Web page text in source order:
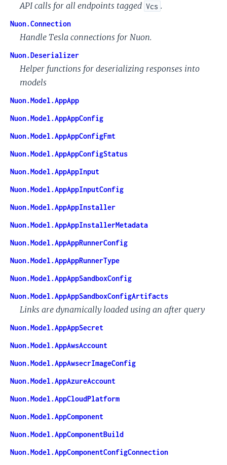
API calls for all endpoints tagged Vcs .
Nuon.Connection
Handle Tesla connections for Nuon.
Nuon.Deserializer
Helper functions for deserializing responses into
models
Nuon.Model.AppApp
Nuon.Model.AppAppConfig
Nuon.Model.AppAppConfigFmt
Nuon.Model.AppAppConfigStatus
Nuon.Model.AppAppInput
Nuon.Model.AppAppInputConfig
Nuon.Model.AppAppInstaller
Nuon.Model.AppAppInstallerMetadata
Nuon.Model.AppAppRunnerConfig
Nuon.Model.AppAppRunnerType
Nuon.Model.AppAppSandboxConfig
Nuon.Model.AppAppSandboxConfigArtifacts
Links are dynamically loaded using an after query
Nuon.Model.AppAppSecret
Nuon.Model.AppAwsAccount
Nuon.Model.AppAwsecrImageConfig
Nuon.Model.AppAzureAccount
Nuon.Model.AppCloudPlatform
Nuon.Model.AppComponent
Nuon.Model.AppComponentBuild
Nuon.Model.AppComponentConfigConnection